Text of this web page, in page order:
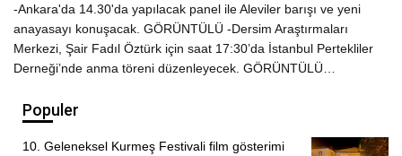
-Ankara'da 14.30'da yapılacak panel ile Aleviler barışı ve yeni
anayasayı konuşacak. GÖRÜNTÜLÜ -Dersim Araştırmaları
Merkezi, Şair Fadıl Öztürk için saat 17:30’da İstanbul Pertekliler
Derneği’nde anma töreni düzenleyecek. GÖRÜNTÜLÜ…
Populer
10. Geleneksel Kurmeş Festivali film gösterimi